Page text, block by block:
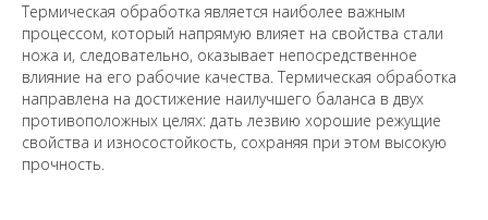
Термическая обработка является наиболее важным
процессом, который напрямую влияет на свойства стали
ножа и, следовательно, оказывает непосредственное
влияние на его рабочие качества. Термическая обработка
направлена на достижение наилучшего баланса в двух
противоположных целях: дать лезвию хорошие режущие
свойства и износостойкость, сохраняя при этом высокую
прочность.